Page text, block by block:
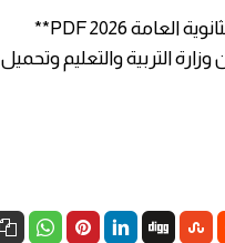
وفي النهاية، إذا كنت تبحث عن **تحميل النماذج الاسترشادية للثانوية العامة 2026 PDF**
التربية والتعليم وتحميل